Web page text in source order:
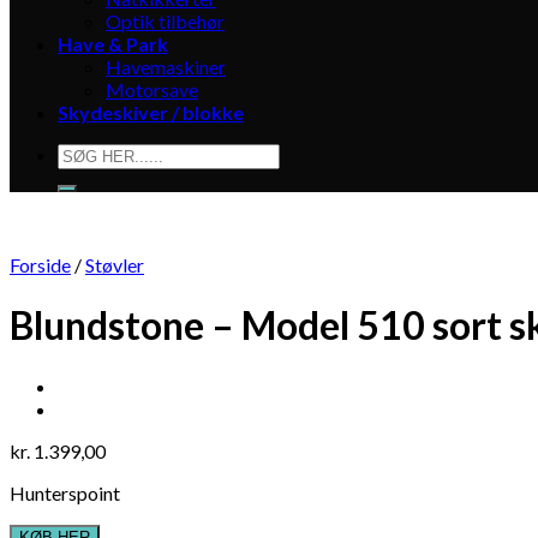
Optik tilbehør
Have & Park
Havemaskiner
Motorsave
Skydeskiver / blokke
Søg
efter:
Forside /Støvler
Blundstone – Model 510 sort
kr. 1.399,00
Hunterspoint